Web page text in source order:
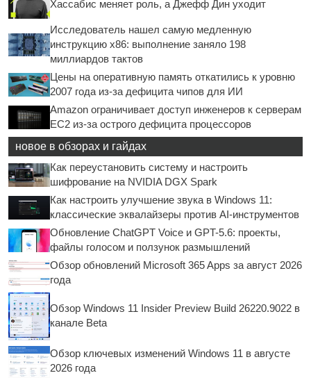
Хассабис меняет роль, а Джефф Дин уходит
Исследователь нашел самую медленную
инструкцию x86: выполнение заняло 198
миллиардов тактов
Цены на оперативную память откатились к уровню
2007 года из-за дефицита чипов для ИИ
Amazon ограничивает доступ инженеров к серверам
EC2 из-за острого дефицита процессоров
новое в обзорах и гайдах
Как переустановить систему и настроить
шифрование на NVIDIA DGX Spark
Как настроить улучшение звука в Windows 11:
классические эквалайзеры против AI-инструментов
Обновление ChatGPT Voice и GPT-5.6: проекты,
файлы голосом и ползунок размышлений
Обзор обновлений Microsoft 365 Apps за август 2026
года
Обзор Windows 11 Insider Preview Build 26220.9022 в
канале Beta
Обзор ключевых изменений Windows 11 в августе
2026 года